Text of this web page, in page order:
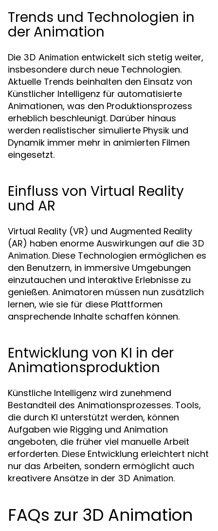
Trends und Technologien in
der Animation
Die 3D Animation entwickelt sich stetig weiter,
insbesondere durch neue Technologien.
Aktuelle Trends beinhalten den Einsatz von
Künstlicher Intelligenz für automatisierte
Animationen, was den Produktionsprozess
erheblich beschleunigt. Darüber hinaus
werden realistischer simulierte Physik und
Dynamik immer mehr in animierten Filmen
eingesetzt.
Einfluss von Virtual Reality
und AR
Virtual Reality (VR) und Augmented Reality
(AR) haben enorme Auswirkungen auf die 3D
Animation. Diese Technologien ermöglichen es
den Benutzern, in immersive Umgebungen
einzutauchen und interaktive Erlebnisse zu
genießen. Animatoren müssen nun zusätzlich
lernen, wie sie für diese Plattformen
ansprechende Inhalte schaffen können.
Entwicklung von KI in der
Animationsproduktion
Künstliche Intelligenz wird zunehmend
Bestandteil des Animationsprozesses. Tools,
die durch KI unterstützt werden, können
Aufgaben wie Rigging und Animation
angeboten, die früher viel manuelle Arbeit
erforderten. Diese Entwicklung erleichtert nicht
nur das Arbeiten, sondern ermöglicht auch
kreativere Ansätze in der 3D Animation.
FAQs zur 3D Animation